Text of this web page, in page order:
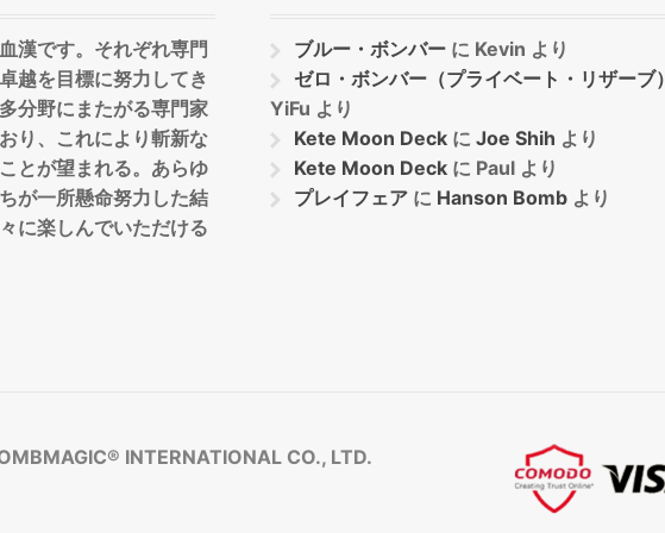
漢です。それぞれ専門
越を目標に努力してき
分野にまたがる専門家
り、これにより斬新な
とが望まれる。あらゆ
が一所懸命努力した結
に楽しんでいただける
ブルー・ボンバー に Kevin より
ゼロ・ボンバー（プライベート・リザーブ）
YiFu より
Kete Moon Deck にJoe Shih より
Kete Moon Deck に Paul より
プレイフェア に Hanson Bomb より
INTERNATIONAL CO., LTD.